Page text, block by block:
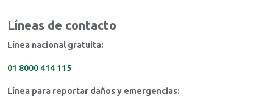
Líneas de contacto
Línea nacional gratuita:
01 8000 414 115
Línea para reportar daños y emergencias: